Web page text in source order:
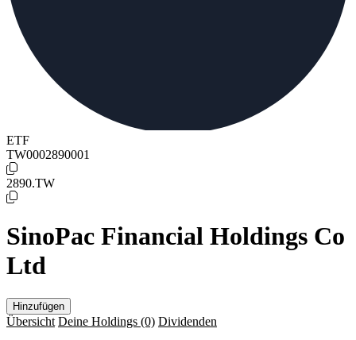
ETF
TW0002890001
2890.TW
SinoPac Financial Holdings Co
Ltd
Hinzufügen
Übersicht Deine Holdings (0) Dividenden